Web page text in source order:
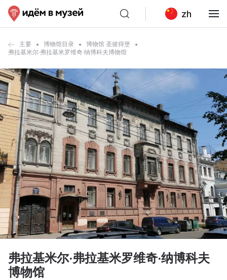
zh
主要 博物馆目录
博物馆 圣彼得堡
弗拉基米尔·弗拉基米罗维奇·纳博科夫博物馆
弗拉基米尔·弗拉基米罗维奇·纳博科夫
博物馆